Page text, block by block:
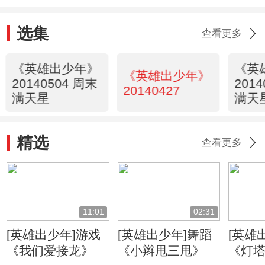
选集 查看更多
《英雄出少年》
20140504 周末
满天星
《英雄出少年》
20140427
《
满天
精选 查看更多
11:01
[英雄出少年]游戏
《我们爱接龙》
02:31
[英雄出少年]舞蹈
《小辫甩三甩》
[英雄
《灯